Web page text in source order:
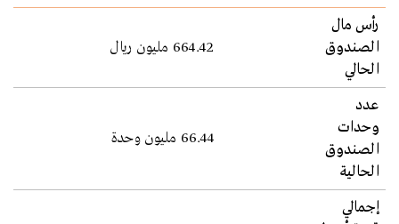
رأس مال
الصندوق
الحالي
664.42 مليون ريال
عدد
وحدات
الصندوق
الحالية
66.44 مليون وحدة
إجمالي